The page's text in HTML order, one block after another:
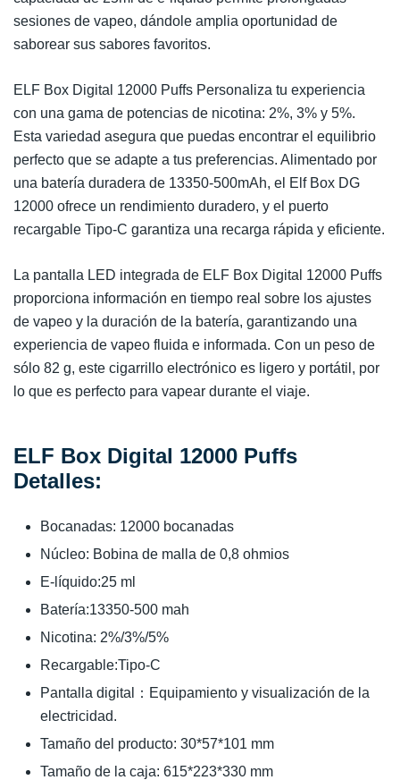
sesiones de vapeo, dándole amplia oportunidad de
saborear sus sabores favoritos.
ELF Box Digital 12000 Puffs Personaliza tu experiencia
con una gama de potencias de nicotina: 2%, 3% y 5%.
Esta variedad asegura que puedas encontrar el equilibrio
perfecto que se adapte a tus preferencias. Alimentado por
una batería duradera de 13350-500mAh, el Elf Box DG
12000 ofrece un rendimiento duradero, y el puerto
recargable Tipo-C garantiza una recarga rápida y eficiente.
La pantalla LED integrada de ELF Box Digital 12000 Puffs
proporciona información en tiempo real sobre los ajustes
de vapeo y la duración de la batería, garantizando una
experiencia de vapeo fluida e informada. Con un peso de
sólo 82 g, este cigarrillo electrónico es ligero y portátil, por
lo que es perfecto para vapear durante el viaje.
ELF Box Digital 12000 Puffs
Detalles:
Bocanadas: 12000 bocanadas
Núcleo: Bobina de malla de 0,8 ohmios
E-líquido:25 ml
Batería:13350-500 mah
Nicotina: 2%/3%/5%
Recargable:Tipo-C
Pantalla digital：Equipamiento y visualización de la
electricidad.
Tamaño del producto: 30*57*101 mm
Tamaño de la caja: 615*223*330 mm